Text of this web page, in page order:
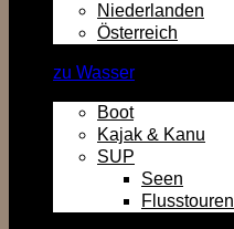
Niederlanden
Österreich
zu Wasser
Boot
Kajak & Kanu
SUP
Seen
Flusstouren